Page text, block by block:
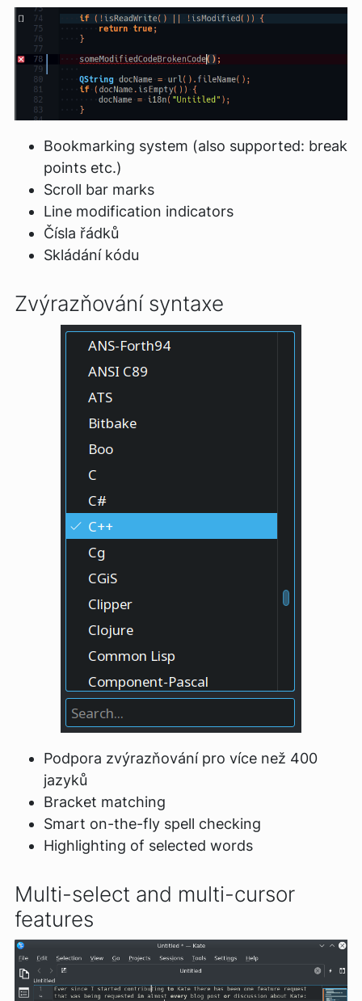
Bookmarking system (also supported: break
points etc.)
Scroll bar marks
Line modification indicators
Čísla řádků
Skládání kódu
Zvýrazňování syntaxe
Podpora zvýrazňování pro více než 400
jazyků
Bracket matching
Smart on-the-fly spell checking
Highlighting of selected words
Multi-select and multi-cursor
features